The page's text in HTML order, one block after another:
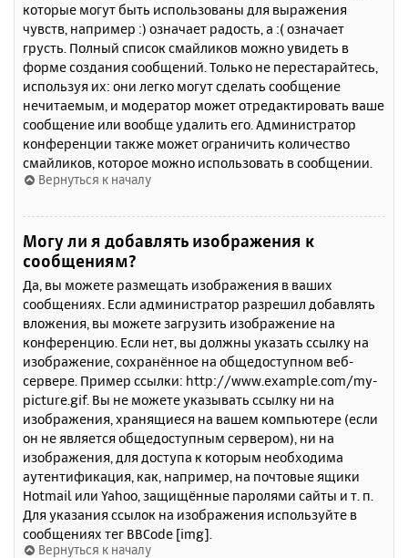
которые могут быть использованы для выражения
чувств, например :) означает радость, а :( означает
грусть. Полный список смайликов можно увидеть в
форме создания сообщений. Только не перестарайтесь,
используя их: они легко могут сделать сообщение
нечитаемым, и модератор может отредактировать ваше
сообщение или вообще удалить его. Администратор
конференции также может ограничить количество
смайликов, которое можно использовать в сообщении.
Вернуться к началу
Могу ли я добавлять изображения к
сообщениям?
Да, вы можете размещать изображения в ваших
сообщениях. Если администратор разрешил добавлять
вложения, вы можете загрузить изображение на
конференцию. Если нет, вы должны указать ссылку на
изображение, сохранённое на общедоступном веб-
сервере. Пример ссылки: http://www.example.com/my-
picture.gif. Вы не можете указывать ссылку ни на
изображения, хранящиеся на вашем компьютере (если
он не является общедоступным сервером), ни на
изображения, для доступа к которым необходима
аутентификация, как, например, на почтовые ящики
Hotmail или Yahoo, защищённые паролями сайты и т. п.
Для указания ссылок на изображения используйте в
сообщениях тег BBCode [img].
Вернуться к началу